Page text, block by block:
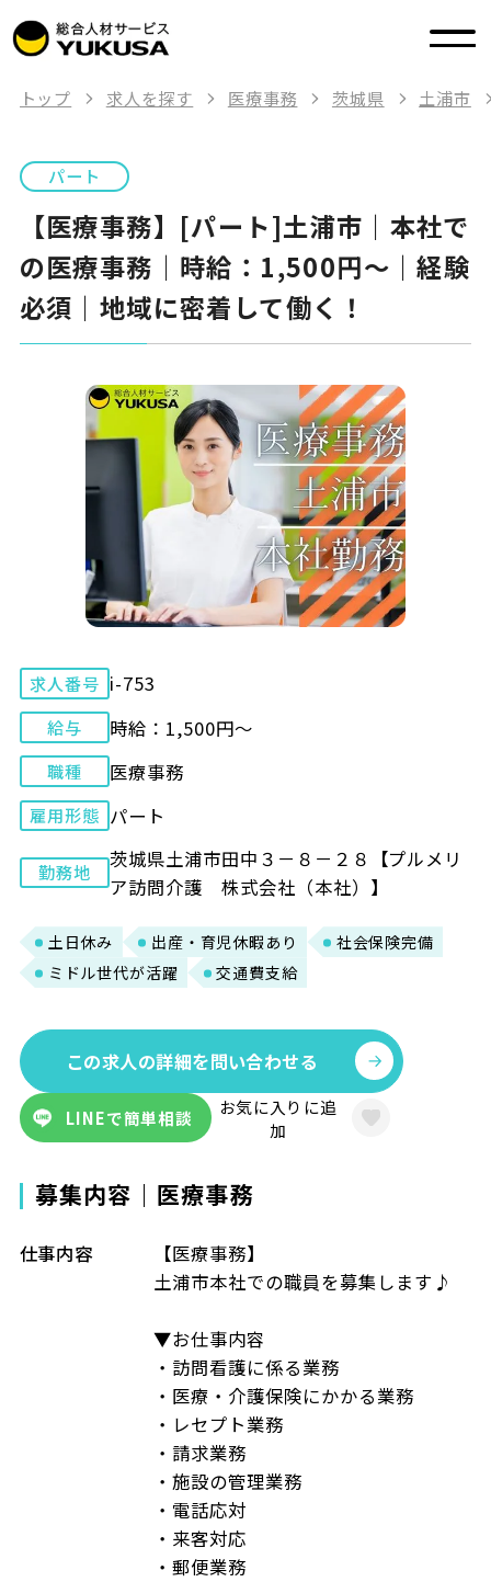
トップ 求人を探す 医療事務 茨城県 土浦市
パート
【医療事務】[パート]土浦市｜本社で
の医療事務｜時給：1,500円～｜経験
必須｜地域に密着して働く！
求人番号 i-753
給与 時給：1,500円～
職種 医療事務
雇用形態 パート
勤務地
茨城県土浦市田中３－８－２８【プルメリ
ア訪問介護 株式会社（本社）】
土日休み 出産・育児休暇あり
社会保険完備
ミドル世代が活躍
交通費支給
この求人の詳細を問い合わせる
LINEで簡単相談
お気に入りに追
加
募集内容｜医療事務
仕事内容
【医療事務】
土浦市本社での職員を募集します♪
▼お仕事内容
・訪問看護に係る業務
・医療・介護保険にかかる業務
・レセプト業務
・請求業務
・施設の管理業務
・電話応対
・来客対応
・郵便業務